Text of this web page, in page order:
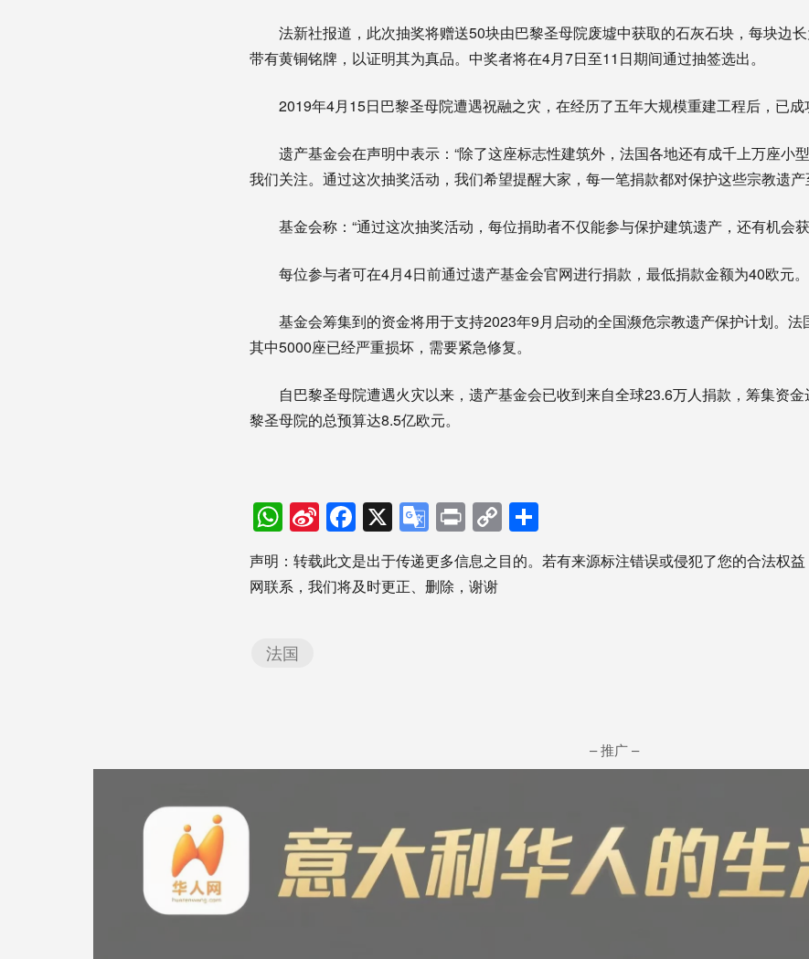
法新社报道，此次抽奖将赠送50块由巴黎圣母院废墟中获取的石灰石块，每块边
带有黄铜铭牌，以证明其为真品。中奖者将在4月7日至11日期间通过抽签选出。
2019年4月15日巴黎圣母院遭遇祝融之灾，在经历了五年大规模重建工程后，已成
遗产基金会在声明中表示：“除了这座标志性建筑外，法国各地还有成千上万座小
我们关注。通过这次抽奖活动，我们希望提醒大家，每一笔捐款都对保护这些宗教遗产
基金会称：“通过这次抽奖活动，每位捐助者不仅能参与保护建筑遗产，还有机会
每位参与者可在4月4日前通过遗产基金会官网进行捐款，最低捐款金额为40欧元。
基金会筹集到的资金将用于支持2023年9月启动的全国濒危宗教遗产保护计划。法
其中5000座已经严重损坏，需要紧急修复。
自巴黎圣母院遭遇火灾以来，遗产基金会已收到来自全球23.6万人捐款，筹集资
黎圣母院的总预算达8.5亿欧元。
WhatsApp
Sina
Weibo
Facebook
X Google
Translate
PrintCopy
Link享
声明：转载此文是出于传递更多信息之目的。若有来源标注错误或侵犯了您的合法权
网联系，我们将及时更正、删除，谢谢
法国
– 推广 –